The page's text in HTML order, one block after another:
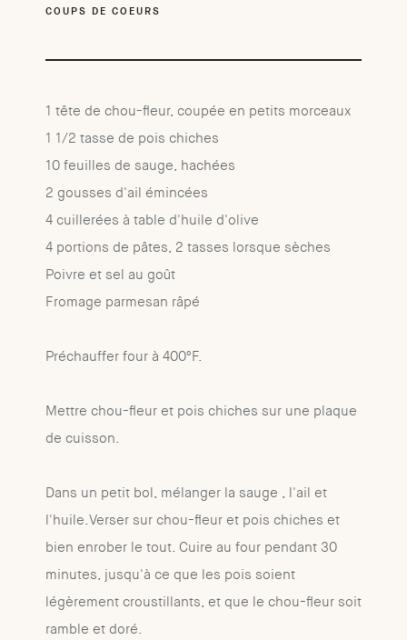
COUPS DE COEURS
1 tête de chou-fleur, coupée en petits morceaux
1 1/2 tasse de pois chiches
10 feuilles de sauge, hachées
2 gousses d'ail émincées
4 cuillerées à table d'huile d'olive
4 portions de pâtes, 2 tasses lorsque sèches
Poivre et sel au goût
Fromage parmesan râpé
Préchauffer four à 400ºF.
Mettre chou-fleur et pois chiches sur une plaque
de cuisson.
Dans un petit bol, mélanger la sauge , l'ail et
l'huile.Verser sur chou-fleur et pois chiches et
bien enrober le tout. Cuire au four pendant 30
minutes, jusqu'à ce que les pois soient
légèrement croustillants, et que le chou-fleur soit
ramble et doré.